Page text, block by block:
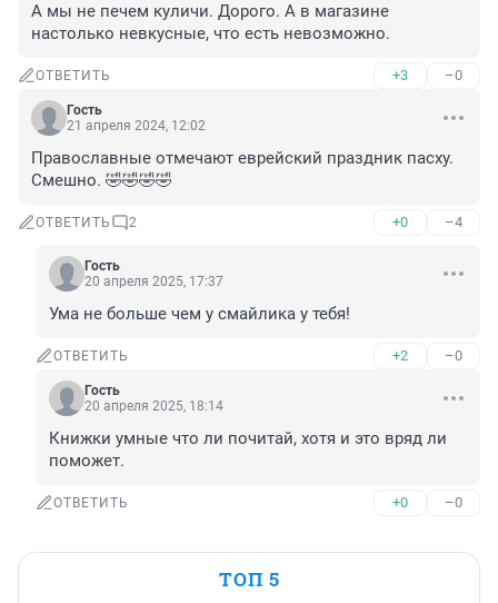
А мы не печем куличи. Дорого. А в магазине
настолько невкусные, что есть невозможно.
ОТВЕТИТЬ +3 –0
Гость
21 апреля 2024, 12:02
Православные отмечают еврейский праздник пасху.
Смешно. 🤣🤣🤣🤣
ОТВЕТИТЬ 2 +0 –4
Гость
20 апреля 2025, 17:37
Ума не больше чем у смайлика у тебя!
ОТВЕТИТЬ +2 –0
Гость
20 апреля 2025, 18:14
Книжки умные что ли почитай, хотя и это вряд ли
поможет.
ОТВЕТИТЬ +0 –0
ТОП 5